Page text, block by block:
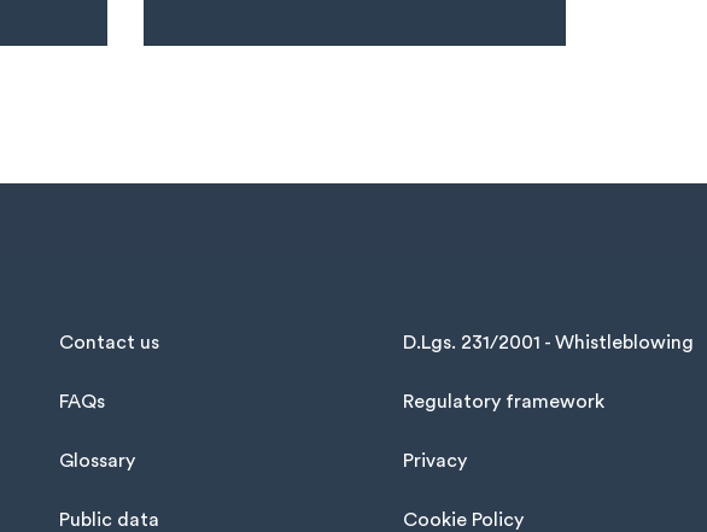
Contact us
FAQs
Glossary
Public data
D.Lgs. 231/2001 - Whistleblowing
Regulatory framework
Privacy
Cookie Policy